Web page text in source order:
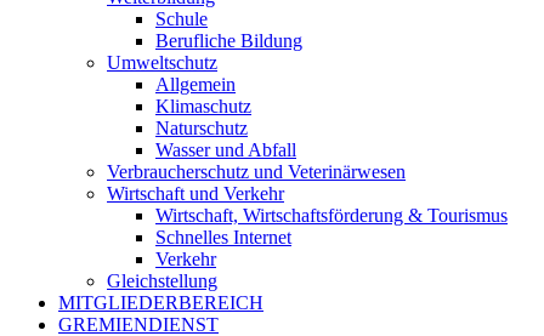
Schule
Berufliche Bildung
Umweltschutz
Allgemein
Klimaschutz
Naturschutz
Wasser und Abfall
Verbraucherschutz und Veterinärwesen
Wirtschaft und Verkehr
Wirtschaft, Wirtschaftsförderung & Tourismus
Schnelles Internet
Verkehr
Gleichstellung
MITGLIEDERBEREICH
GREMIENDIENST